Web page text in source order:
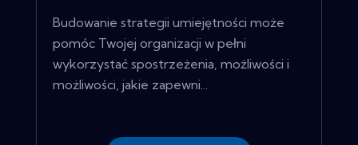
Budowanie strategii umiejętności może
pomóc Twojej organizacji w pełni
wykorzystać spostrzeżenia, możliwości i
możliwości, jakie zapewni...